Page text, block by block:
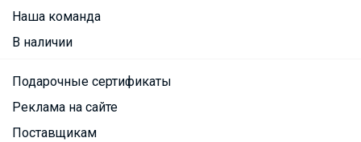
Наша команда
В наличии
Подарочные сертификаты
Реклама на сайте
Поставщикам